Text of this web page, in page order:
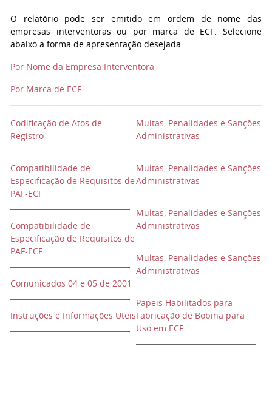
O relatório pode ser emitido em ordem de nome das
empresas interventoras ou por marca de ECF. Selecione
abaixo a forma de apresentação desejada.
Por Nome da Empresa Interventora
Por Marca de ECF
Codificação de Atos de
Registro
Compatibilidade de
Especificação de Requisitos de
PAF-ECF
Compatibilidade de
Especificação de Requisitos de
PAF-ECF
Comunicados 04 e 05 de 2001
Instruções e Informações Uteis
Multas, Penalidades e Sanções
Administrativas
Multas, Penalidades e Sanções
Administrativas
Multas, Penalidades e Sanções
Administrativas
Multas, Penalidades e Sanções
Administrativas
Papeis Habilitados para
Fabricação de Bobina para
Uso em ECF